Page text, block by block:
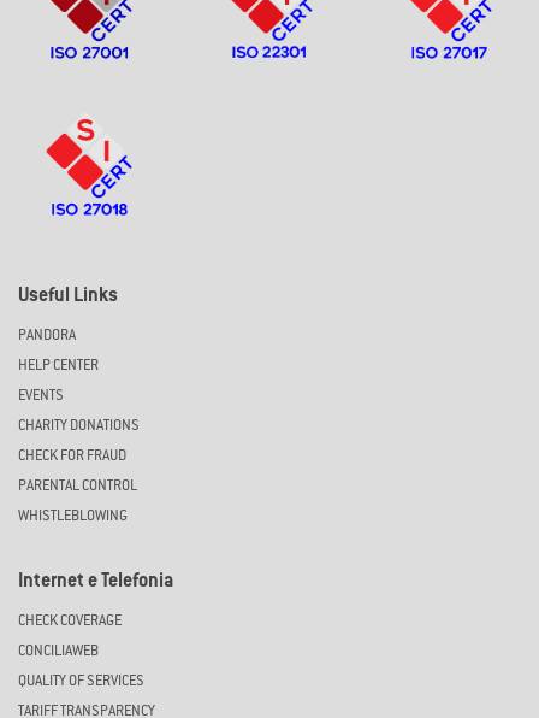
Useful Links
PANDORA
HELP CENTER
EVENTS
CHARITY DONATIONS
CHECK FOR FRAUD
PARENTAL CONTROL
WHISTLEBLOWING
Internet e Telefonia
CHECK COVERAGE
CONCILIAWEB
QUALITY OF SERVICES
TARIFF TRANSPARENCY